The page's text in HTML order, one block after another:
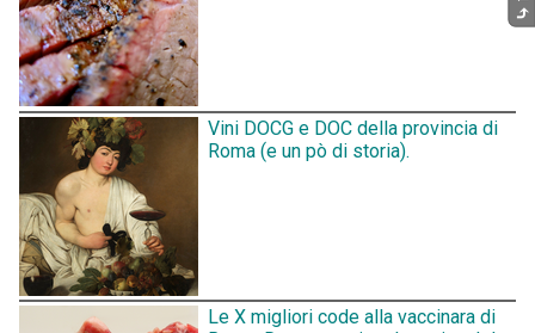
Vini DOCG e DOC della provincia di
Roma (e un pò di storia).
Le X migliori code alla vaccinara di
⤷